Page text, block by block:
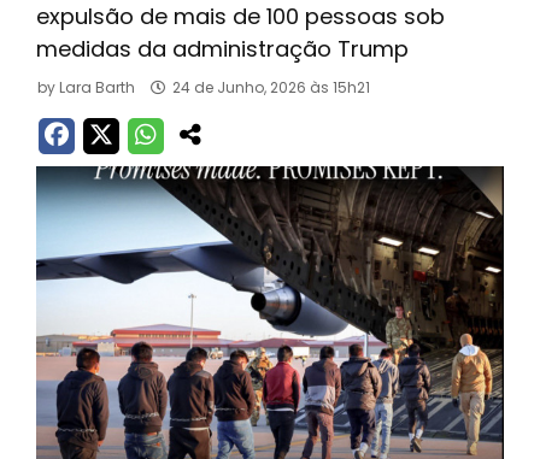
expulsão de mais de 100 pessoas sob
medidas da administração Trump
by Lara Barth 24 de Junho, 2026 às 15h21